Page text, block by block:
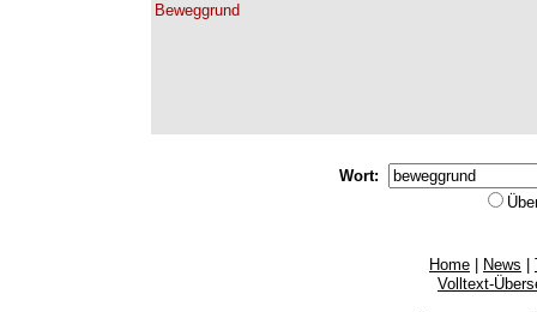
Beweggrund
Wort:
Home News
Volltext-